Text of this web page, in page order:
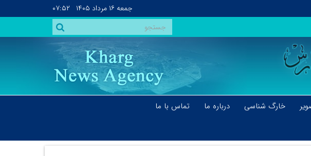
جمعه ۱۶ مرداد ۱۴۰۵ ۰۷:۵۲
خارگ شناسی درباره ما
تماس با ما